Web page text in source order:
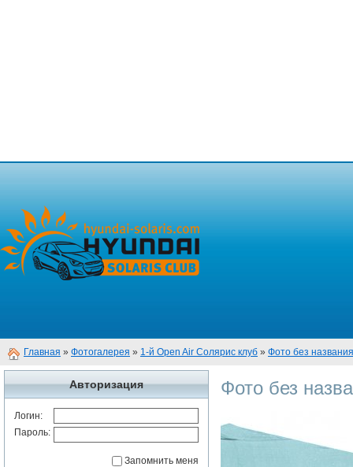
Главная » Фотогалерея » 1-й Open Air Солярис клуб » Фото без названия
Авторизация
Логин:
Пароль:
Запомнить меня
Фото без